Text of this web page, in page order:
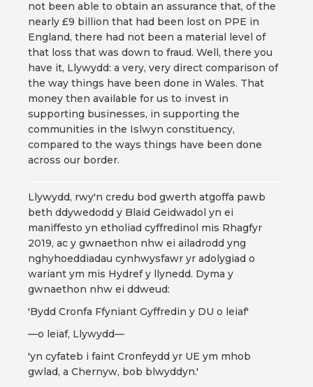
not been able to obtain an assurance that, of the
nearly £9 billion that had been lost on PPE in
England, there had not been a material level of
that loss that was down to fraud. Well, there you
have it, Llywydd: a very, very direct comparison of
the way things have been done in Wales. That
money then available for us to invest in
supporting businesses, in supporting the
communities in the Islwyn constituency,
compared to the ways things have been done
across our border.
Llywydd, rwy'n credu bod gwerth atgoffa pawb
beth ddywedodd y Blaid Geidwadol yn ei
maniffesto yn etholiad cyffredinol mis Rhagfyr
2019, ac y gwnaethon nhw ei ailadrodd yng
nghyhoeddiadau cynhwysfawr yr adolygiad o
wariant ym mis Hydref y llynedd. Dyma y
gwnaethon nhw ei ddweud:
'Bydd Cronfa Ffyniant Gyffredin y DU o leiaf'
—o leiaf, Llywydd—
'yn cyfateb i faint Cronfeydd yr UE ym mhob
gwlad, a Chernyw, bob blwyddyn.'